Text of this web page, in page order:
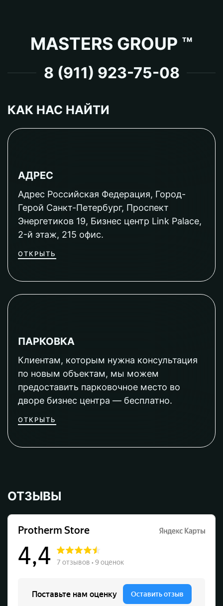
MASTERS GROUP ™
8 (911) 923-75-08
КАК НАС НАЙТИ
АДРЕС
Адрес Российская Федерация, Город-
Герой Санкт-Петербург, Проспект
Энергетиков 19, Бизнес центр Link Palace,
2-й этаж, 215 офис.
ОТКРЫТЬ
ПАРКОВКА
Клиентам, которым нужна консультация
по новым объектам, мы можем
предоставить парковочное место во
дворе бизнес центра — бесплатно.
ОТКРЫТЬ
ОТЗЫВЫ